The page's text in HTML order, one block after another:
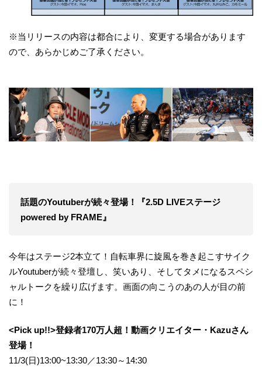
※当リリースの内容は都合により、変更する場合があります
ので、あらかじめご了承ください。
話題のYoutuberが続々登場！『2.5D LIVEステージ
powered by FRAME』
今年はステージ2本立て！自転車界に旋風を巻き起こすサイク
ルYoutuberが続々登壇し、笑いあり、そしてタメになるスペシ
ャルトークを繰り広げます。画面の向こうのあの人が目の前
に！
<Pick up!!>登録者170万人超！動画クリエイター・Kazuさん
登場！
11/3(日)13:00~13:30／13:30～14:30